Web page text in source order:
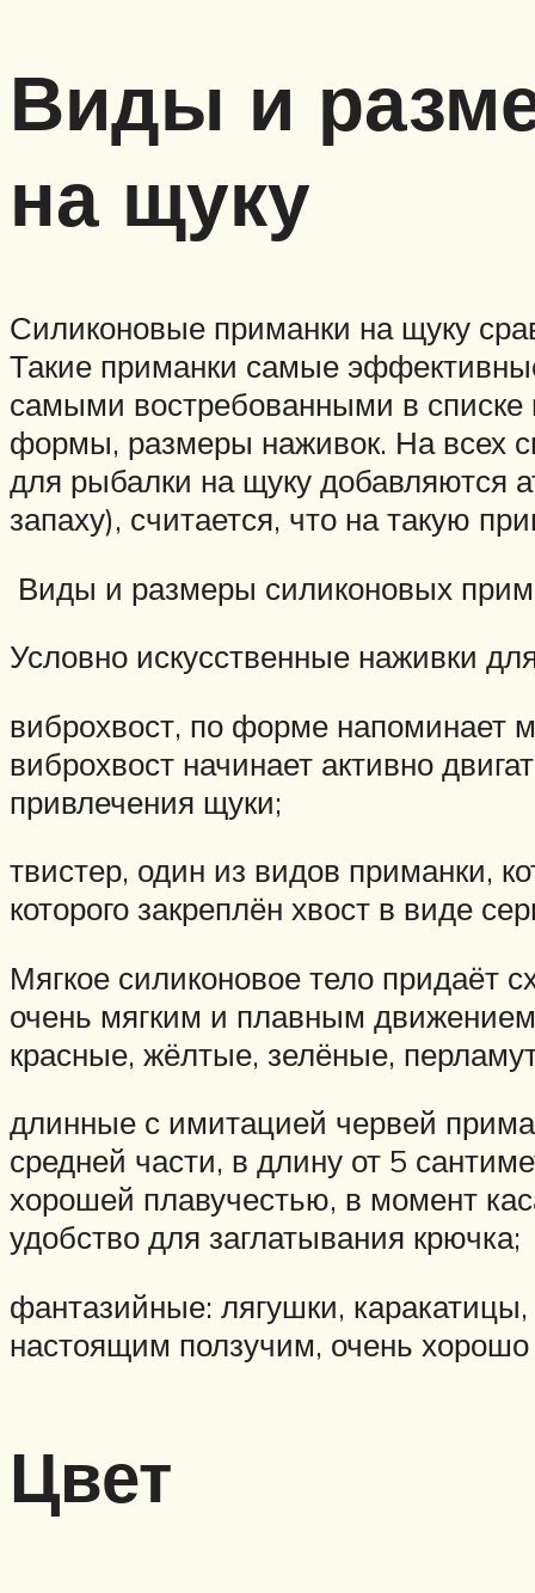
Виды и
на щуку
Силиконовые приманки на щуку
Такие приманки самые
самыми востребованными в списке
формы, размеры наживок. На всех
для рыбалки на щуку добавляются
запаху), считается, что на такую
Виды и размеры силиконовых
Условно искусственные наживки
виброхвост, по форме напоминает
виброхвост начинает активно
привлечения щуки;
твистер, один из видов приманки,
которого закреплён хвост в виде
Мягкое силиконовое тело придаёт
очень мягким и плавным
красные, жёлтые, зелёные,
длинные с имитацией червей
средней части, в длину от 5
хорошей плавучестью, в момент
удобство для заглатывания крючка;
фантазийные: лягушки,
настоящим ползучим, очень хорошо
Цвет